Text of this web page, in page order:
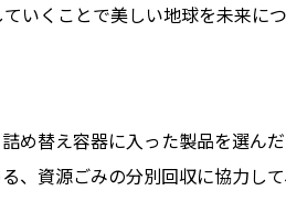
いくことで美しい地球を未来につ
め替え容器に入った製品を選ん
、資源ごみの分別回収に協力し